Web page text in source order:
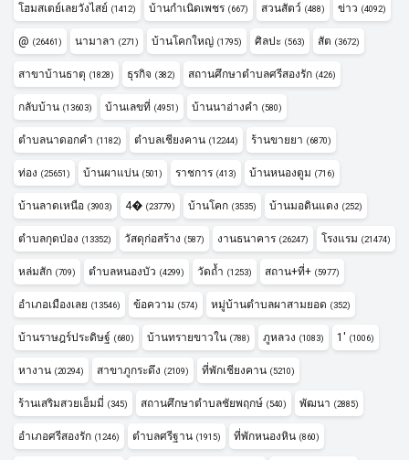
โฮมสเตย์เลยวังไสย์ (1412) บ้านกำเนิดเพชร (667) สวนสัตว์ (488) ข่าว (4092)
@ (26461) นามาลา (271) บ้านโคกใหญ่ (1795) ศิลปะ (563) สัต (3672)
สาขาบ้านธาตุ (1828) ธุรกิจ (382) สถานศึกษาตำบลศรีสองรัก (426)
กลับบ้าน (13603) บ้านเลขที่ (4951) บ้านนาอ่างคำ (580)
ตำบลนาดอกคำ (1182) ตำบลเชียงคาน (12244) ร้านขายยา (6870)
ท่อง (25651) บ้านผาแบ่น (501) ราชการ (413) บ้านหนองตูม (716)
บ้านลาดเหนือ (3903) 4� (23779) บ้านโคก (3535) บ้านมอดินแดง (252)
ตำบลกุดป่อง (13352) วัสดุก่อสร้าง (587) งานธนาคาร (26247) โรงแรม (21474)
หล่มสัก (709) ตำบลหนองบัว (4299) วัดถ้ำ (1253) สถาน+ที่+ (5977)
อำเภอเมืองเลย (13546) ข้อความ (574) หมู่บ้านตำบลผาสามยอด (352)
บ้านราษฎร์ประดิษฐ์ (680) บ้านทรายขาวใน (788) ภูหลวง (1083) 1' (1006)
หางาน (20294) สาขาภูกระดึง (2109) ที่พักเชียงคาน (5210)
ร้านเสริมสวยเอ็มมี่ (345) สถานศึกษาตำบลชัยพฤกษ์ (540) พัฒนา (2885)
อำเภอศรีสองรัก (1246) ตำบลศรีฐาน (1915) ที่พักหนองหิน (860)